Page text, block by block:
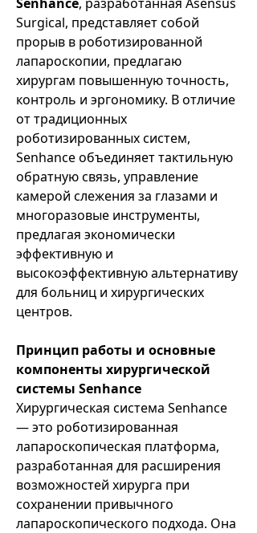
Surgical, представляет собой
прорыв в роботизированной
лапароскопии, предлагаю
хирургам повышенную точность,
контроль и эргономику. В отличие
от традиционных
роботизированных систем,
Senhance объединяет тактильную
обратную связь, управление
камерой слежения за глазами и
многоразовые инструменты,
предлагая экономически
эффективную и
высокоэффективную альтернативу
для больниц и хирургических
центров.
Принцип работы и основные
компоненты хирургической
системы Senhance
Хирургическая система Senhance
— это роботизированная
лапароскопическая платформа,
разработанная для расширения
возможностей хирурга при
сохранении привычного
лапароскопического подхода. Она